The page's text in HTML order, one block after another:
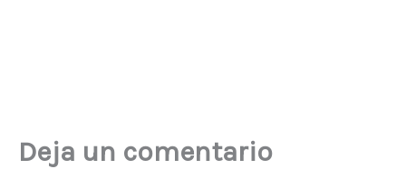
Deja un comentario